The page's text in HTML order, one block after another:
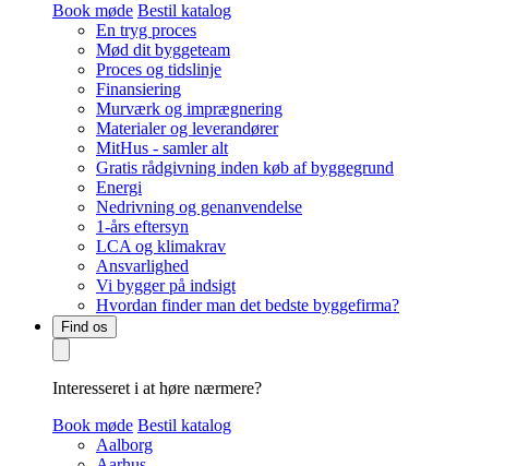
Book møde Bestil katalog
En tryg proces
Mød dit byggeteam
Proces og tidslinje
Finansiering
Murværk og imprægnering
Materialer og leverandører
MitHus - samler alt
Gratis rådgivning inden køb af byggegrund
Energi
Nedrivning og genanvendelse
1-års eftersyn
LCA og klimakrav
Ansvarlighed
Vi bygger på indsigt
Hvordan finder man det bedste byggefirma?
Find os
Interesseret i at høre nærmere?
Book møde Bestil katalog
Aalborg